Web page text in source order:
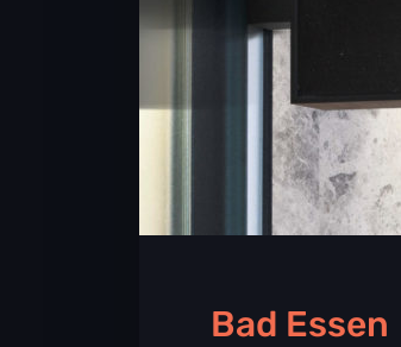
Bad Essen